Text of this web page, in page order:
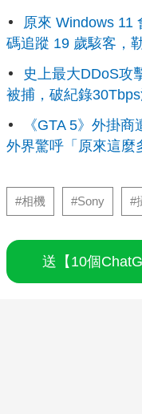
原來 Windows 11
碼追蹤 19 歲駭客，
史上最大DDoS攻
被捕，破紀錄30Tbps
《GTA 5》外掛
外界驚呼「原來這麼
#相機 #Sony #
送【10個